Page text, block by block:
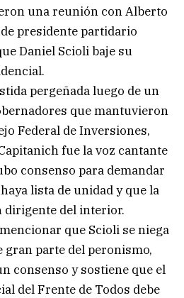
una reunión con Alberto
presidente partidario
Daniel Scioli baje su
pergeñada luego de un
que mantuvieron
Federal de Inversiones,
fue la voz cantante
consenso para demandar
lista de unidad y que la
del interior.
que Scioli se niega
gran parte del peronismo,
consenso y sostiene que el
del Frente de Todos debe